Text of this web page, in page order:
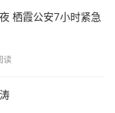
栖霞公安7小时紧急
读